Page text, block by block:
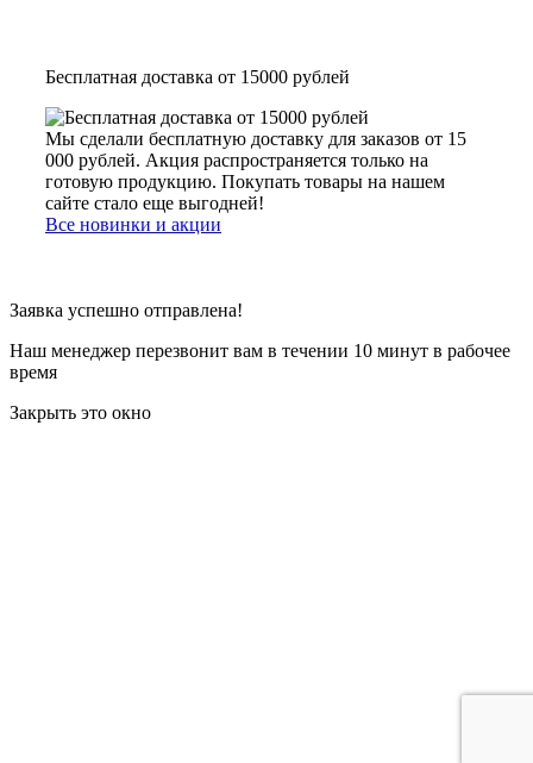
Бесплатная доставка от 15000 рублей
Мы сделали бесплатную доставку для заказов от 15
000 рублей. Акция распространяется только на
готовую продукцию. Покупать товары на нашем
сайте стало еще выгодней!
Все новинки и акции
Заявка успешно отправлена!
Наш менеджер перезвонит вам в течении 10 минут в рабочее
время
Закрыть это окно